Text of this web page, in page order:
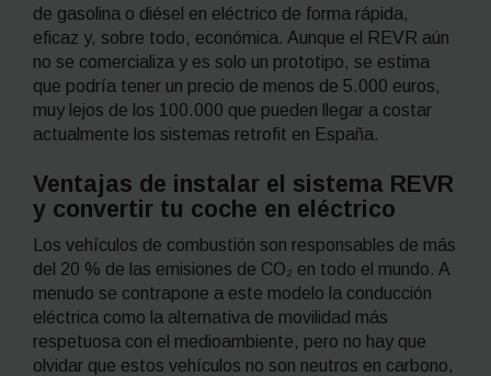
de gasolina o diésel en eléctrico de forma rápida,
eficaz y, sobre todo, económica. Aunque el REVR aún
no se comercializa y es solo un prototipo, se estima
que podría tener un precio de menos de 5.000 euros,
muy lejos de los 100.000 que pueden llegar a costar
actualmente los sistemas retrofit en España.
Ventajas de instalar el sistema REVR
y convertir tu coche en eléctrico
Los vehículos de combustión son responsables de más
del 20 % de las emisiones de CO₂ en todo el mundo. A
menudo se contrapone a este modelo la conducción
eléctrica como la alternativa de movilidad más
respetuosa con el medioambiente, pero no hay que
olvidar que estos vehículos no son neutros en carbono,